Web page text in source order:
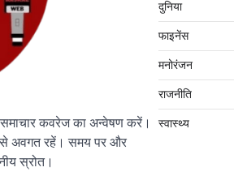
समाचार कवरेज का अन्वेषण करें।
से अवगत रहें। समय पर और
स्रोत।
दुनिया
फाइनेंस
मनोरंजन
राजनीति
स्वास्थ्य